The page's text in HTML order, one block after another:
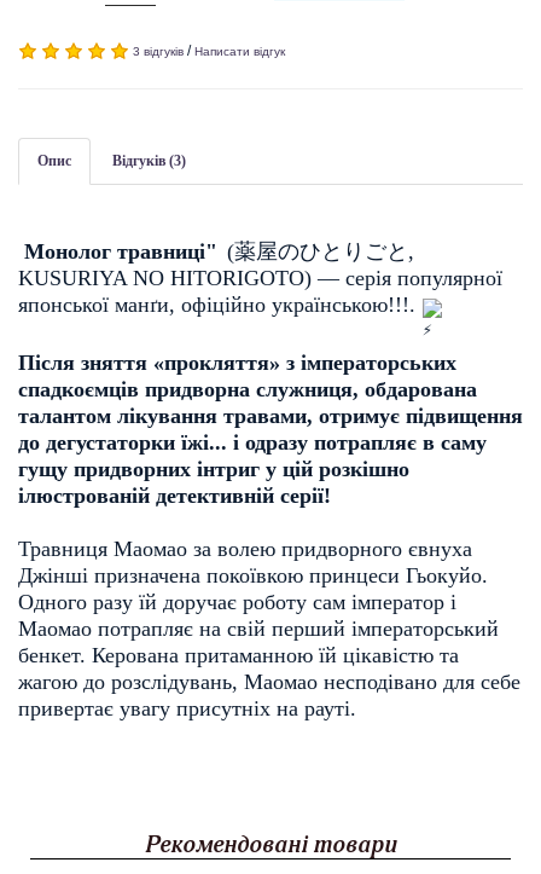
3 відгуків /Написати відгук
Опис Відгуків (3)
Монолог травниці" (薬屋のひとりごと
KUSURIYA NO HITORIGOTO) — серія популярної
японської манґи, офіційно українською!!!.
Після зняття «прокляття» з імператорських
спадкоємців придворна служниця, обдарована
талантом лікування травами, отримує підвищення
до дегустаторки їжі... і одразу потрапляє в саму
гущу придворних інтриг у цій розкішно
ілюстрованій детективній серії!
Травниця Маомао за волею придворного євнуха
Джінші призначена покоївкою принцеси Гьокуйо.
Одного разу їй доручає роботу сам імператор і
Маомао потрапляє на свій перший імператорський
бенкет. Керована притаманною їй цікавістю та
жагою до розслідувань, Маомао несподівано для себе
привертає увагу присутніх на рауті.
Рекомендовані товари